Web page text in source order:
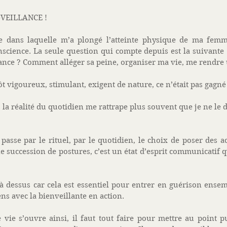
!
dans laquelle m’a plongé l’atteinte physique de ma
La seule question qui compte depuis est la suivante
? Comment alléger sa peine, organiser ma vie, me
vigoureux, stimulant, exigent de nature, ce n’était pas gagné
la réalité du quotidien me rattrape plus souvent que je ne le
passe par le rituel, par le quotidien, le choix de poser des
succession de postures, c’est un état d’esprit communicatif
dessus car cela est essentiel pour entrer en guérison
avec la bienveillante en action.
vie s’ouvre ainsi, il faut tout faire pour mettre au point